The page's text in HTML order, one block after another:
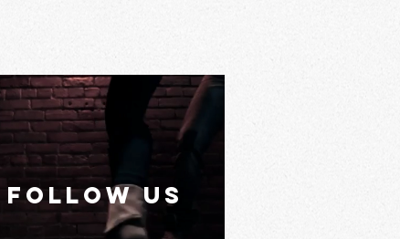
FOLLOW US